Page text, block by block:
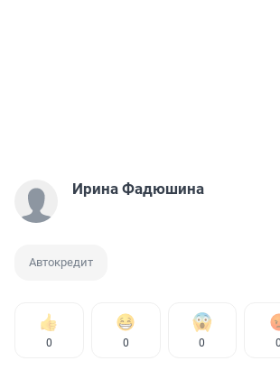
Ирина Фадюшина
Автокредит
0 0 0 0